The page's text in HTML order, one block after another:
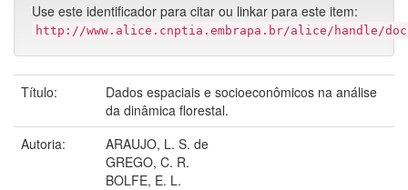
Use este identificador para citar ou linkar para este item:
http://www.alice.cnptia.embrapa.br/alice/handle/
Título:
Dados espaciais e socioeconômicos na análise
da dinâmica florestal.
Autoria:
ARAUJO, L. S. de
GREGO, C. R.
BOLFE, E. L.